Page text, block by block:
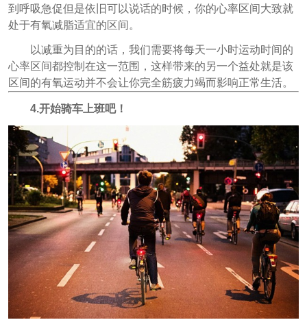
到呼吸急促但是依旧可以说话的时候，你的心率区间大致就
处于有氧减脂适宜的区间。
以减重为目的的话，我们需要将每天一小时运动时间的
心率区间都控制在这一范围，这样带来的另一个益处就是该
区间的有氧运动并不会让你完全筋疲力竭而影响正常生活。
4.开始骑车上班吧！